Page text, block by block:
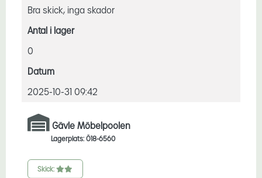
Bra skick, inga skador
Antal i lager
0
Datum
2025-10-31 09:42
Gävle Möbelpoolen
Lagerplats: Ö18-6560
Skick: